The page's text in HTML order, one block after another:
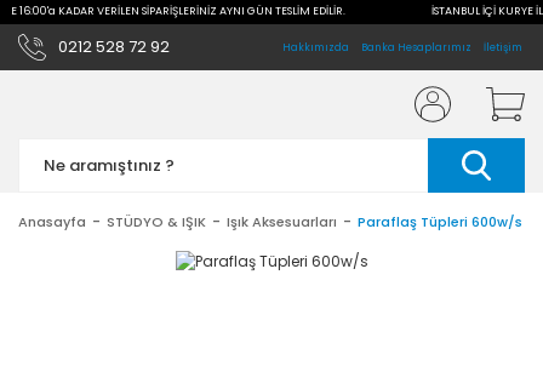
16:00'a KADAR VERİLEN SİPARİŞLERİNİZ AYNI GÜN TESLİM EDİLİR. İSTANBUL İÇİ KURYE
0212 528 72 92 Hakkımızda Banka Hesaplarımız İletişim
Anasayfa STÜDYO & IŞIK Işık Aksesuarları Paraflaş Tüpleri 600w/s